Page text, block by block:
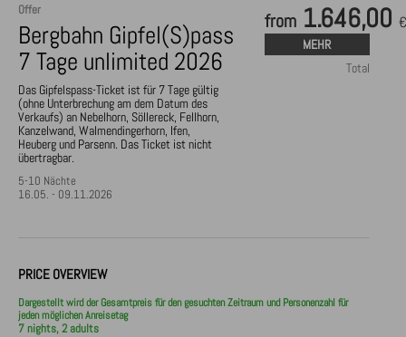
Offer
Bergbahn Gipfel(S)pass
7 Tage unlimited 2026
Das Gipfelspass-Ticket ist für 7 Tage gültig
(ohne Unterbrechung am dem Datum des
Verkaufs) an Nebelhorn, Söllereck, Fellhorn,
Kanzelwand, Walmendingerhorn, Ifen,
Heuberg und Parsenn. Das Ticket ist nicht
übertragbar.
5-10 Nächte
16.05. - 09.11.2026
from 1.646,00 €
MEHR
Total
PRICE OVERVIEW
Dargestellt wird der Gesamtpreis für den gesuchten Zeitraum und Personenzahl für
jeden möglichen Anreisetag
7 nights, 2 adults